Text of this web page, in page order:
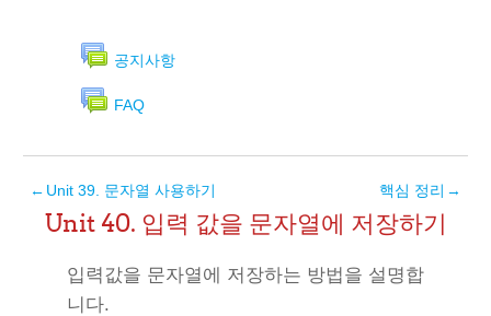
공지사항
FAQ
← Unit 39. 문자열 사용하기 핵심 정리 →
Unit 40. 입력 값을 문자열에 저장하기
입력값을 문자열에 저장하는 방법을 설명합
니다.